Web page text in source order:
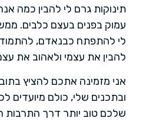
תינוקות גרם לי להבין כמה
עמוק בפנים בעצם כלבים.
לי להתפתח כבנאדם,
להבין את עצמי ולאהוב את
אני מזמינה אתכם להציץ
ובתכנים שלי, כולם מיועדים
שלכם טוב יותר דרך